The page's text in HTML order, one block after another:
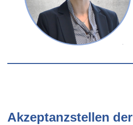
Akzeptanzstellen der